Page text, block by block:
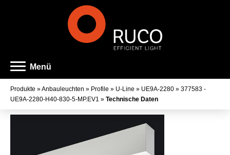
Menü
Produkte »Anbauleuchten » Profile » U-Line » UE9A-2280 » 377583 -
UE9A-2280-H40-830-5-MP.EV1 » Technische Daten